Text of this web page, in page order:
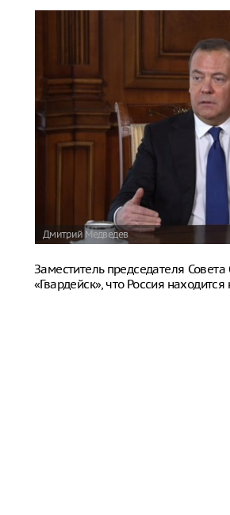
Дмитрий Медведев
Заместитель председателя
«Гвардейск», что Россия